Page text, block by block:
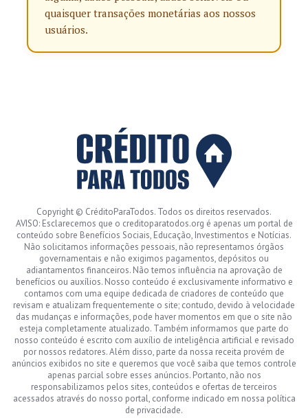
quaisquer transações monetárias aos nossos
usuários.
Copyright © CréditoParaTodos. Todos os direitos reservados.
AVISO: Esclarecemos que o creditoparatodos.org é apenas um portal de
conteúdo sobre Benefícios Sociais, Educação, Investimentos e Notícias.
Não solicitamos informações pessoais, não representamos órgãos
governamentais e não exigimos pagamentos, depósitos ou
adiantamentos financeiros. Não temos influência na aprovação de
benefícios ou auxílios. Nosso conteúdo é exclusivamente informativo e
contamos com uma equipe dedicada de criadores de conteúdo que
revisam e atualizam frequentemente o site; contudo, devido à velocidade
das mudanças e informações, pode haver momentos em que o site não
esteja completamente atualizado. Também informamos que parte do
nosso conteúdo é escrito com auxílio de inteligência artificial e revisado
por nossos redatores. Além disso, parte da nossa receita provém de
anúncios exibidos no site e queremos que você saiba que temos controle
apenas parcial sobre esses anúncios. Portanto, não nos
responsabilizamos pelos sites, conteúdos e ofertas de terceiros
acessados através do nosso portal, conforme indicado em nossa política
de privacidade.